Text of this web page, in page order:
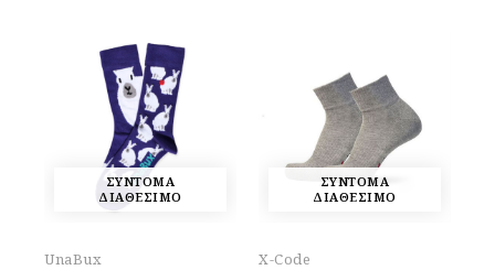
ΣΥΝΤΟΜΑ
ΔΙΑΘΕΣΙΜΟ
UnaBux
ΣΥΝΤΟΜΑ
ΔΙΑΘΕΣΙΜΟ
X-Code